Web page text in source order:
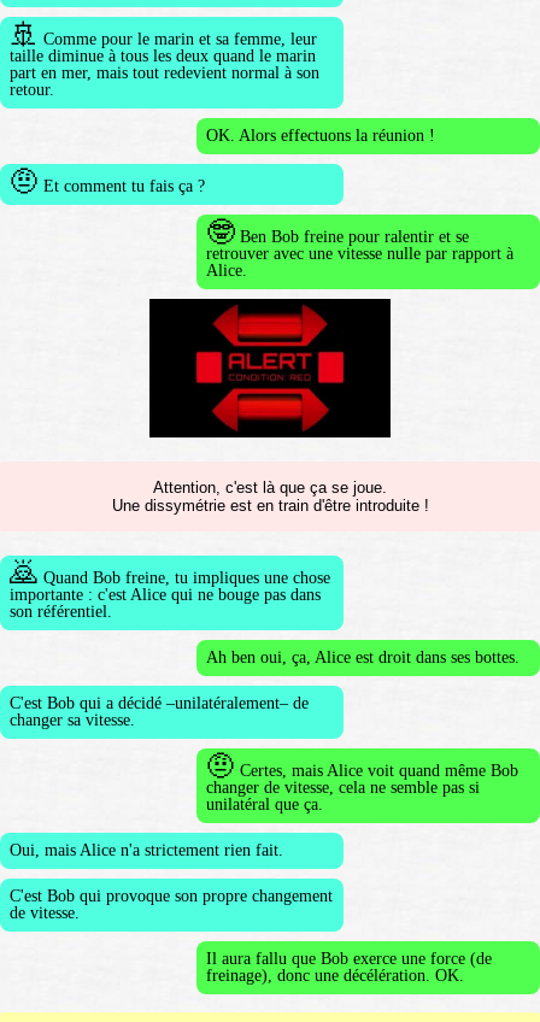
🚢 Comme pour le marin et sa femme, leur
taille diminue à tous les deux quand le marin
part en mer, mais tout redevient normal à son
retour.
OK. Alors effectuons la réunion !
🤨 Et comment tu fais ça ?
🤓 Ben Bob freine pour ralentir et se
retrouver avec une vitesse nulle par rapport à
Alice.
Attention, c'est là que ça se joue.
Une dissymétrie est en train d'être introduite !
🙇 Quand Bob freine, tu impliques une chose
importante : c'est Alice qui ne bouge pas dans
son référentiel.
Ah ben oui, ça, Alice est droit dans ses bottes.
C'est Bob qui a décidé –unilatéralement– de
changer sa vitesse.
🤨 Certes, mais Alice voit quand même Bob
changer de vitesse, cela ne semble pas si
unilatéral que ça.
Oui, mais Alice n'a strictement rien fait.
C'est Bob qui provoque son propre changement
de vitesse.
Il aura fallu que Bob exerce une force (de
freinage), donc une décélération. OK.